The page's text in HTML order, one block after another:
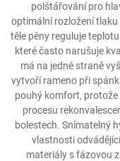
polštářování pro
optimální rozložení
těle pěny reguluje
které často narušuje
má na jedné straně
vytvoří rameno při
pouhý komfort,
procesu
bolestech. Snímatelný
vlastnosti
materiály s fázovou